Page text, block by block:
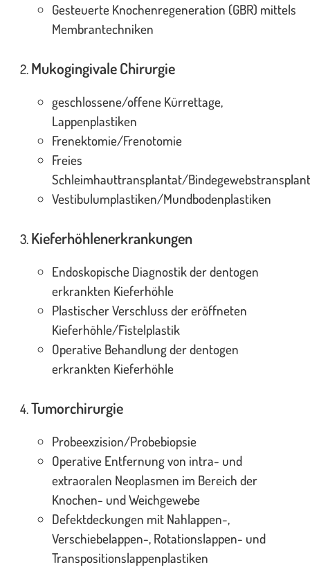
Gesteuerte Knochenregeneration (GBR) mittels
Membrantechniken
Mukogingivale Chirurgie
geschlossene/offene Kürrettage,
Lappenplastiken
Frenektomie/Frenotomie
Freies
Schleimhauttransplantat/
Vestibulumplastiken/Mundbodenplastiken
Kieferhöhlenerkrankungen
Endoskopische Diagnostik der dentogen
erkrankten Kieferhöhle
Plastischer Verschluss der eröffneten
Kieferhöhle/Fistelplastik
Operative Behandlung der dentogen
erkrankten Kieferhöhle
Tumorchirurgie
Probeexzision/Probebiopsie
Operative Entfernung von intra- und
extraoralen Neoplasmen im Bereich der
Knochen- und Weichgewebe
Defektdeckungen mit Nahlappen-,
Verschiebelappen-, Rotationslappen- und
Transpositionslappenplastiken